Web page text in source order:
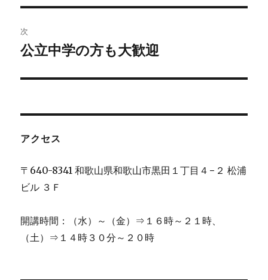
ビ
ゲ
ー
投
稿:
次
次
投
公立中学の方も大歓迎
アクセス
〒640-8341 和歌山県和歌山市黒田１丁目４−２ 松浦
ビル ３Ｆ
開講時間：（水）～（金）⇒１６時～２１時、
（土）⇒１４時３０分～２０時